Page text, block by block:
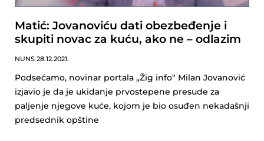
Matić: Jovanoviću dati obezbeđenje i
skupiti novac za kuću, ako ne – odlazim
NUNS 28.12.2021.
Podsećamo, novinar portala „Žig info“ Milan Jovanović
izjavio je da je ukidanje prvostepene presude za
paljenje njegove kuće, kojom je bio osuđen nekadašnji
predsednik opštine